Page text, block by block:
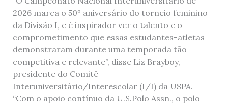
2026 marca o 50º aniversário do torneio feminino
da Divisão I, e é inspirador ver o talento e o
comprometimento que essas estudantes-atletas
demonstraram durante uma temporada tão
competitiva e relevante”, disse Liz Brayboy,
presidente do Comitê
Interuniversitário/Interescolar (I/I) da USPA.
“Com o apoio contínuo da U.S.Polo Assn., o polo